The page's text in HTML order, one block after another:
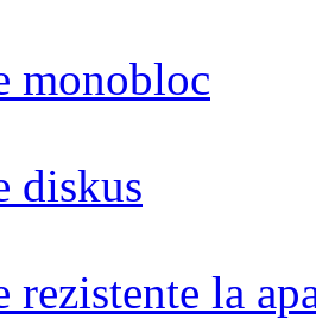
monobloc
diskus
rezistente la